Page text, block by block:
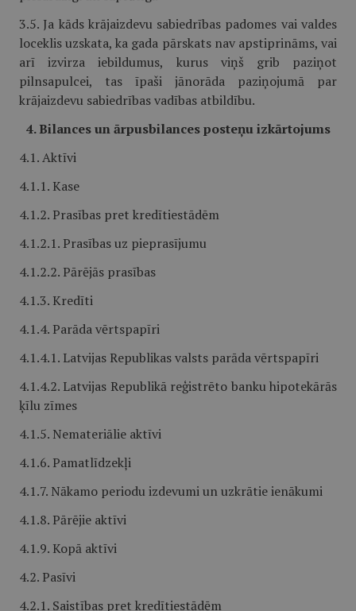
3.5. Ja kāds krājaizdevu sabiedrības padomes vai valdes
loceklis uzskata, ka gada pārskats nav apstiprināms, vai
arī izvirza iebildumus, kurus viņš grib paziņot
pilnsapulcei, tas īpaši jānorāda paziņojumā par
krājaizdevu sabiedrības vadības atbildību.
4. Bilances un ārpusbilances posteņu izkārtojums
4.1. Aktīvi
4.1.1. Kase
4.1.2. Prasības pret kredītiestādēm
4.1.2.1. Prasības uz pieprasījumu
4.1.2.2. Pārējās prasības
4.1.3. Kredīti
4.1.4. Parāda vērtspapīri
4.1.4.1. Latvijas Republikas valsts parāda vērtspapīri
4.1.4.2. Latvijas Republikā reģistrēto banku hipotekārās
ķīlu zīmes
4.1.5. Nemateriālie aktīvi
4.1.6. Pamatlīdzekļi
4.1.7. Nākamo periodu izdevumi un uzkrātie ienākumi
4.1.8. Pārējie aktīvi
4.1.9. Kopā aktīvi
4.2. Pasīvi
4.2.1. Saistības pret kredītiestādēm